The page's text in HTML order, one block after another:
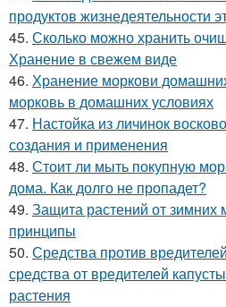
продуктов жизнедеятельности
45. Сколько можно хранить
Хранение в свежем виде
46. Хранение моркови
морковь в домашних условиях
47. Настойка из личинок
создания и применения
48. Стоит ли мыть покупную
дома. Как долго не пропадет?
49. Защита растений от зимних
принципы
50. Средства против
средства от вредителей
растения